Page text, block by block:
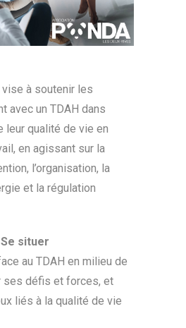
à soutenir les
avec un TDAH dans
leur qualité de vie en
en agissant sur la
l’organisation, la
et la régulation
situer
au TDAH en milieu de
ses défis et forces, et
liés à la qualité de vie